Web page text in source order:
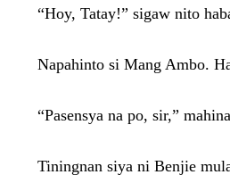
“Hoy, Tatay!” sigaw nito
Napahinto si Mang Ambo.
“Pasensya na po, sir,”
Tiningnan siya ni Benjie